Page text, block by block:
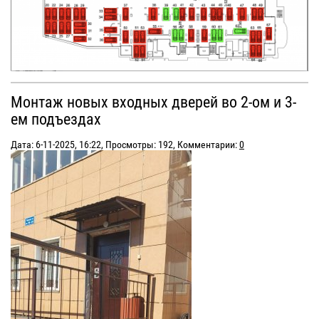
Монтаж новых входных дверей во 2-ом и 3-
ем подъездах
Дата: 6-11-2025, 16:22, Просмотры: 192, Комментарии:0